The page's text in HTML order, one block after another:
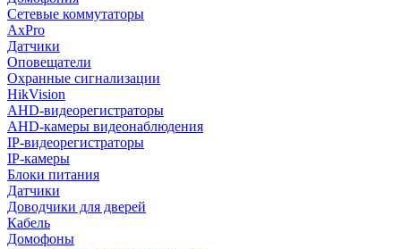
Сетевые коммутаторы
AxPro
Датчики
Оповещатели
Охранные сигнализации
HikVision
AHD-видеорегистраторы
AHD-камеры видеонаблюдения
IP-видеорегистраторы
IP-камеры
Блоки питания
Датчики
Доводчики для дверей
Кабель
Домофоны